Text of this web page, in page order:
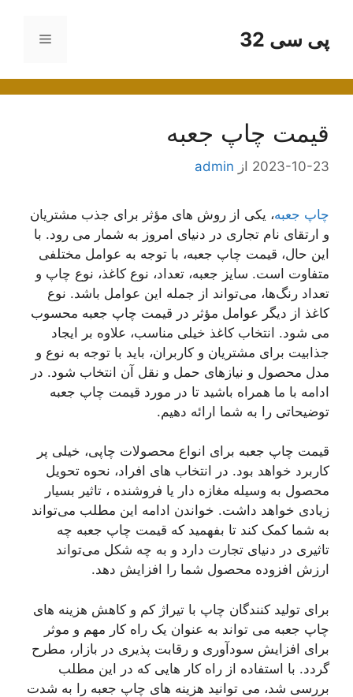
محتواپی سی 32 فهرست
قیمت چاپ جعبه
2023-10-23 از admin
چاپ جعبه، یکی از روش‌ های مؤثر برای جذب مشتریان
و ارتقای نام تجاری در دنیای امروز به شمار می رود. با
این حال، قیمت چاپ جعبه، با توجه به عوامل مختلفی
متفاوت است. سایز جعبه، تعداد، نوع کاغذ، نوع چاپ و
تعداد رنگ‌ها، می‌تواند از جمله این عوامل باشد. نوع
کاغذ از دیگر عوامل مؤثر در قیمت چاپ جعبه محسوب
می شود. انتخاب کاغذ خیلی مناسب، علاوه بر ایجاد
جذابیت برای مشتریان و کاربران، باید با توجه به نوع و
مدل محصول و نیازهای حمل و نقل آن انتخاب شود. در
ادامه با ما همراه باشید تا در مورد قیمت چاپ جعبه
توضیحاتی را به شما ارائه دهیم.
قیمت چاپ جعبه برای انواع محصولات چاپی، خیلی پر
کاربرد خواهد بود. در انتخاب های افراد، نحوه تحویل
محصول به وسیله مغازه‌ دار یا فروشنده ، تاثیر بسیار
زیادی خواهد داشت. خواندن ادامه این مطلب می‌تواند
به شما کمک کند تا بفهمید که قیمت چاپ جعبه چه
تاثیری در دنیای تجارت دارد و به چه شکل می‌تواند
ارزش افزوده محصول شما را افزایش دهد.
برای تولید کنندگان چاپ با تیراژ کم و کاهش هزینه‌ های
چاپ جعبه می‌ تواند به عنوان یک راه کار مهم و موثر
برای افزایش سودآوری و رقابت‌ پذیری در بازار، مطرح
گردد. با استفاده از راه کار هایی که در این مطلب
بررسی شد، می‌ توانید هزینه‌ های چاپ جعبه را به شدت